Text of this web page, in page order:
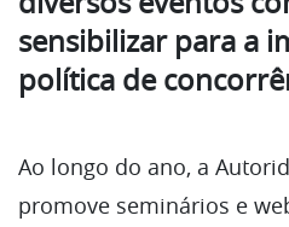
sensibilizar para a
política de
Ao longo do ano, a
promove seminários e